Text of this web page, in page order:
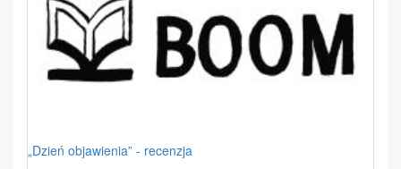
„Dzień objawienia” - recenzja